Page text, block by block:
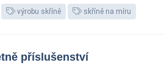
výrobu skříně skříně na míru
příslušenství